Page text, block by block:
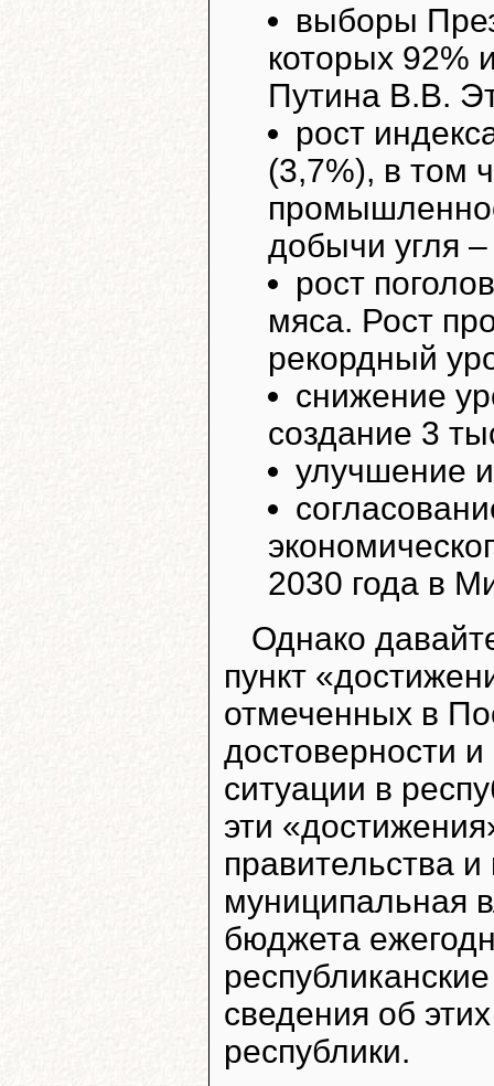
выборы
которых 92%
Путина В.В.
рост
(3,7%), в том
добычи угля
рост
мяса. Рост
рекордный
снижение
создание 3
улучшение
2030 года в
Однако
пункт
отмеченных в
достоверности
ситуации в
эти
правительства и
муниципальная
бюджета
сведения об
республики.